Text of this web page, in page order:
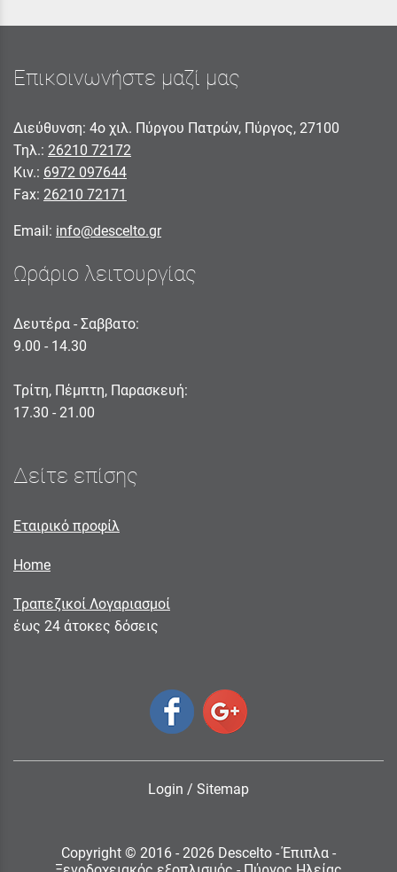
Επικοινωνήστε μαζί μας
Διεύθυνση: 4ο χιλ. Πύργου Πατρών, Πύργος, 27100
Τηλ.: 26210 72172
Κιν.: 6972 097644
Fax: 26210 72171
Email: info@descelto.gr
Ωράριο λειτουργίας
Δευτέρα - Σαββατο:
9.00 - 14.30
Τρίτη, Πέμπτη, Παρασκευή:
17.30 - 21.00
Δείτε επίσης
Εταιρικό προφίλ
Home
Τραπεζικοί Λογαριασμοί
έως 24 άτοκες δόσεις
Login / Sitemap
Copyright © 2016 - 2026 Descelto - Έπιπλα -